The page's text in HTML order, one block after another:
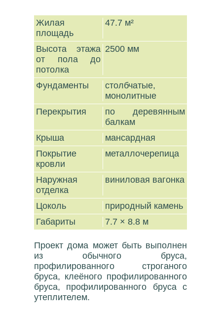
Жилая
площадь
47.7 м²
Высота этажа
от пола до
потолка
2500 мм
Фундаменты
столбчатые,
монолитные
Перекрытия
по деревянным
балкам
Крыша
мансардная
Покрытие
кровли
металлочерепица
Наружная
отделка
виниловая вагонка
Цоколь
природный камень
Габариты
7.7 × 8.8 м
Проект дома может быть выполнен
из обычного бруса,
профилированного строганого
бруса, клеёного профилированного
бруса, профилированного бруса с
утеплителем.